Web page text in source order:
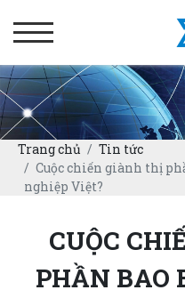
Trang chủ
Tin tức
Cuộc chiến giành thị
nghiệp Việt?
CUỘC
PHẦN BAO